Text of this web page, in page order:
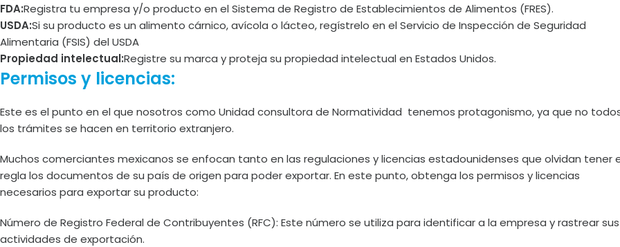
FDA:Registra tu empresa y/o producto en el Sistema de Registro de Establecimientos de Alimentos (FRES).
USDA:Si su producto es un alimento cárnico, avícola o lácteo, regístrelo en el Servicio de Inspección de Seguridad
Alimentaria (FSIS) del USDA
Propiedad intelectual:Registre su marca y proteja su propiedad intelectual en Estados Unidos.
Permisos y licencias:
Este es el punto en el que nosotros como Unidad consultora de Normatividad tenemos protagonismo, ya que no
los trámites se hacen en territorio extranjero.
Muchos comerciantes mexicanos se enfocan tanto en las regulaciones y licencias estadounidenses que olvidan tener
regla los documentos de su país de origen para poder exportar. En este punto, obtenga los permisos y licencias
necesarios para exportar su producto:
Número de Registro Federal de Contribuyentes (RFC): Este número se utiliza para identificar a la empresa y rastrear sus
actividades de exportación.